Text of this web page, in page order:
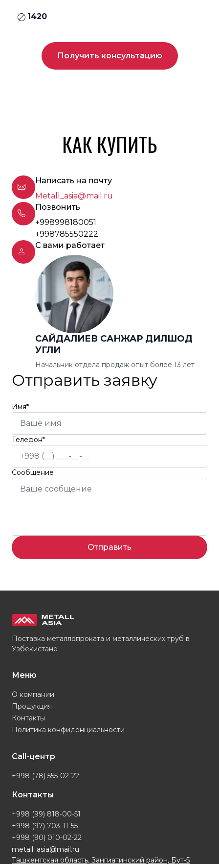
1420
Получить консультацию
КАК КУПИТЬ
Написать на почту
Metall_asia@mail.ru
Позвонить
+998998180051
+998785550222
С вами работает
САЙДАЛИЕВ САНЖАР ДИЛШОД
УГЛИ
Начальник отдела продаж опыт более 13 лет
Отправить заявку
Имя*
Телефон*
Сообщение
Отправить
Поставка металлопроката и металлических труб в
Узбекистане
Меню
О компании
Продукция
Контакты
Политика конфиденциальности
Call-центр
+998 (78) 555-02-22
Контакты
+998 (99) 818-00-51
+998 (97) 703-11-55
+998 (90) 010-02-22
metall_asia@mail.ru
Ташкентская область, Зангиатинский район, Бут-5